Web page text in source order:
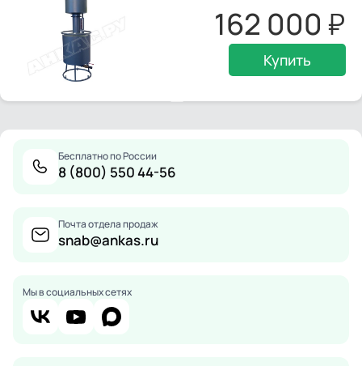
162 000
Купить
Бесплатно по России
8 (800) 550 44-56
Почта отдела продаж
snab@ankas.ru
Мы в социальных сетях